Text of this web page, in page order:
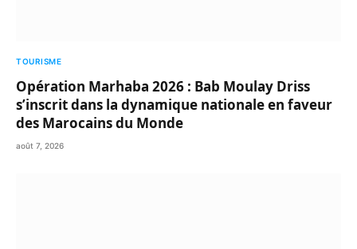
TOURISME
Opération Marhaba 2026 : Bab Moulay Driss
s’inscrit dans la dynamique nationale en faveur
des Marocains du Monde
août 7, 2026